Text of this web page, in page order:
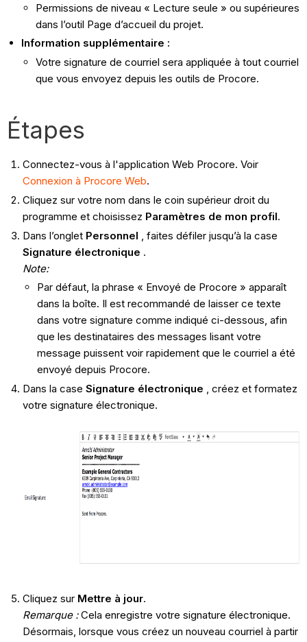
Permissions de niveau « Lecture seule » ou supérieures
dans l’outil Page d’accueil du projet.
Information supplémentaire :
Votre signature de courriel sera appliquée à tout courriel
que vous envoyez depuis les outils de Procore.
Étapes
Connectez-vous à l'application Web Procore. Voir
Connexion à Procore Web.
Cliquez sur votre nom dans le coin supérieur droit du
programme et choisissez Paramètres de mon profil.
Dans l’onglet Personnel , faites défiler jusqu’à la case
Signature électronique .
Note:
Par défaut, la phrase « Envoyé de Procore » apparaît
dans la boîte. Il est recommandé de laisser ce texte
dans votre signature comme indiqué ci-dessous, afin
que les destinataires des messages lisant votre
message puissent voir rapidement que le courriel a été
envoyé depuis Procore.
Dans la case Signature électronique , créez et formatez
votre signature électronique.
Cliquez sur Mettre à jour.
Remarque :Cela enregistre votre signature électronique.
Désormais, lorsque vous créez un nouveau courriel à partir